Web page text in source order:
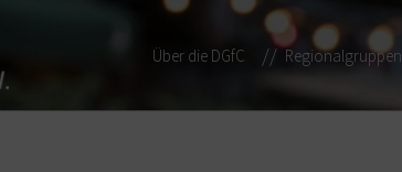
Über die DGfC Regionalgruppen